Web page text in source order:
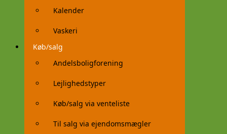
Kalender
Vaskeri
Køb/salg
Andelsboligforening
Lejlighedstyper
Køb/salg via venteliste
Til salg via ejendomsmægler